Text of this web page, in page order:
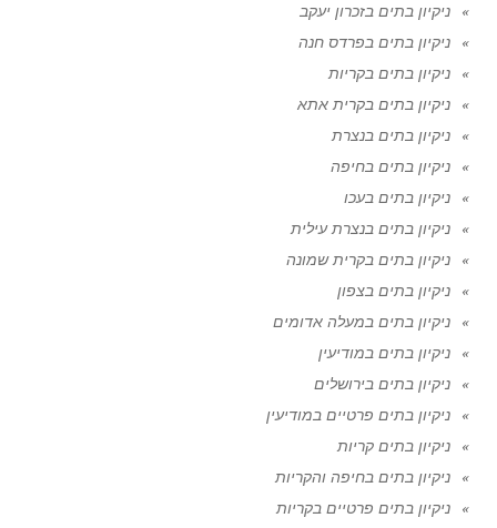
ניקיון בתים בזכרון יעקב
ניקיון בתים בפרדס חנה
ניקיון בתים בקריות
ניקיון בתים בקרית אתא
ניקיון בתים בנצרת
ניקיון בתים בחיפה
ניקיון בתים בעכו
ניקיון בתים בנצרת עילית
ניקיון בתים בקרית שמונה
ניקיון בתים בצפון
ניקיון בתים במעלה אדומים
ניקיון בתים במודיעין
ניקיון בתים בירושלים
ניקיון בתים פרטיים במודיעין
ניקיון בתים קריות
ניקיון בתים בחיפה והקריות
ניקיון בתים פרטיים בקריות